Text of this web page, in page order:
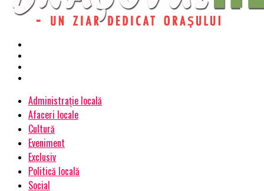
Administrație locală
Afaceri locale
Cultură
Eveniment
Exclusiv
Politică locală
Social